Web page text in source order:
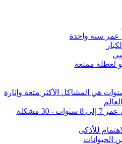
عمر سنة واحدة
لعطلة ممتعة
للأطفال بعمر 5 سنوات هي المشاكل الأكثر متعة وإثارة
ألغاز الشتاء للأطفال من عمر 7 إلى 8 سنوات - 30 مشكلة
للأذكى
عن الحيوانات